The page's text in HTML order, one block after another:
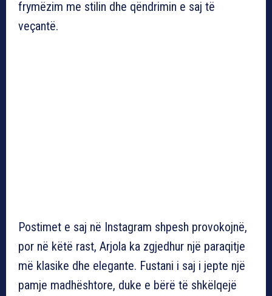
frymëzim me stilin dhe qëndrimin e saj të
veçantë.
Postimet e saj në Instagram shpesh provokojnë,
por në këtë rast, Arjola ka zgjedhur një paraqitje
më klasike dhe elegante. Fustani i saj i jepte një
pamje madhështore, duke e bërë të shkëlqejë